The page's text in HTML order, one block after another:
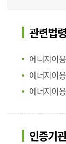
관련법
에너지이
에너지이
에너지이
인증기